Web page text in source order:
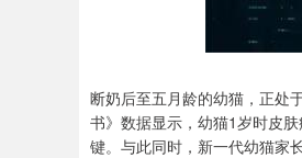
断奶后至五月龄的幼猫，正处
书》数据显示，幼猫1岁时皮
键。与此同时，新一代幼猫家